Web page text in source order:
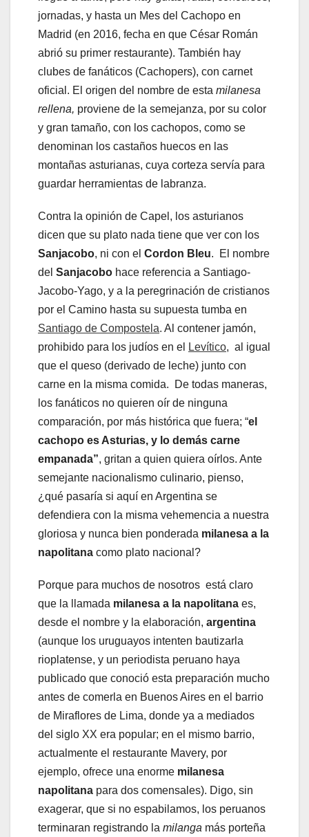
jornadas, y hasta un Mes del Cachopo en
Madrid (en 2016, fecha en que César Román
abrió su primer restaurante). También hay
clubes de fanáticos (Cachopers), con carnet
oficial. El origen del nombre de esta milanesa
rellena, proviene de la semejanza, por su color
y gran tamaño, con los cachopos, como se
denominan los castaños huecos en las
montañas asturianas, cuya corteza servía para
guardar herramientas de labranza.
Contra la opinión de Capel, los asturianos
dicen que su plato nada tiene que ver con los
Sanjacobo, ni con el Cordon Bleu. El nombre
del Sanjacobo hace referencia a Santiago-
Jacobo-Yago, y a la peregrinación de cristianos
por el Camino hasta su supuesta tumba en
Santiago de Compostela. Al contener jamón,
prohibido para los judíos en el
Levítico, al igual
que el queso (derivado de leche) junto con
carne en la misma comida. De todas maneras,
los fanáticos no quieren oír de ninguna
comparación, por más histórica que fuera; “el
cachopo es Asturias, y lo demás carne
empanada”, gritan a quien quiera oírlos. Ante
semejante nacionalismo culinario, pienso,
¿qué pasaría si aquí en Argentina se
defendiera con la misma vehemencia a nuestra
gloriosa y nunca bien ponderada milanesa a la
napolitana como plato nacional?
Porque para muchos de nosotros está claro
que la llamada milanesa a la napolitana es,
desde el nombre y la elaboración, argentina
(aunque los uruguayos intenten bautizarla
rioplatense, y un periodista peruano haya
publicado que conoció esta preparación mucho
antes de comerla en Buenos Aires en el barrio
de Miraflores de Lima, donde ya a mediados
del siglo XX era popular; en el mismo barrio,
actualmente el restaurante Mavery, por
ejemplo, ofrece una enorme milanesa
napolitana para dos comensales). Digo, sin
exagerar, que si no espabilamos, los peruanos
terminaran registrando la milanga más porteña